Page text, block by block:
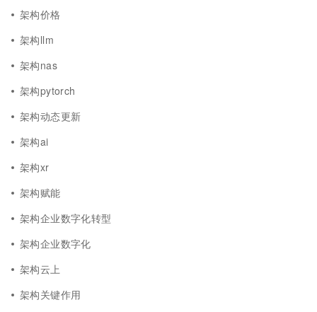
架构价格
架构llm
架构nas
架构pytorch
架构动态更新
架构ai
架构xr
架构赋能
架构企业数字化转型
架构企业数字化
架构云上
架构关键作用